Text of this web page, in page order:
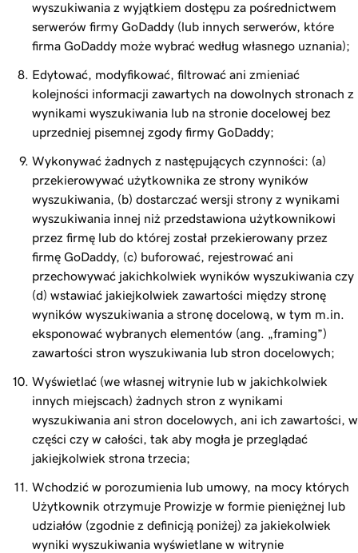
wyszukiwania z wyjątkiem dostępu za pośrednictwem
serwerów firmy GoDaddy (lub innych serwerów, które
firma GoDaddy może wybrać według własnego uznania);
Edytować, modyfikować, filtrować ani zmieniać
kolejności informacji zawartych na dowolnych stronach z
wynikami wyszukiwania lub na stronie docelowej bez
uprzedniej pisemnej zgody firmy GoDaddy;
Wykonywać żadnych z następujących czynności: (a)
przekierowywać użytkownika ze strony wyników
wyszukiwania, (b) dostarczać wersji strony z wynikami
wyszukiwania innej niż przedstawiona użytkownikowi
przez firmę lub do której został przekierowany przez
firmę GoDaddy, (c) buforować, rejestrować ani
przechowywać jakichkolwiek wyników wyszukiwania czy
(d) wstawiać jakiejkolwiek zawartości między stronę
wyników wyszukiwania a stronę docelową, w tym m.in.
eksponować wybranych elementów (ang. „framing”)
zawartości stron wyszukiwania lub stron docelowych;
Wyświetlać (we własnej witrynie lub w jakichkolwiek
innych miejscach) żadnych stron z wynikami
wyszukiwania ani stron docelowych, ani ich zawartości, w
części czy w całości, tak aby mogła je przeglądać
jakiejkolwiek strona trzecia;
Wchodzić w porozumienia lub umowy, na mocy których
Użytkownik otrzymuje Prowizje w formie pieniężnej lub
udziałów (zgodnie z definicją poniżej) za jakiekolwiek
wyniki wyszukiwania wyświetlane w witrynie